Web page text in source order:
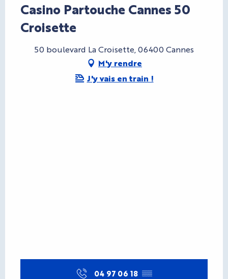
Casino Partouche Cannes 50
Croisette
50 boulevard La Croisette, 06400 Cannes
M'y rendre
J'y vais en train !
04 97 06 18 ▒▒